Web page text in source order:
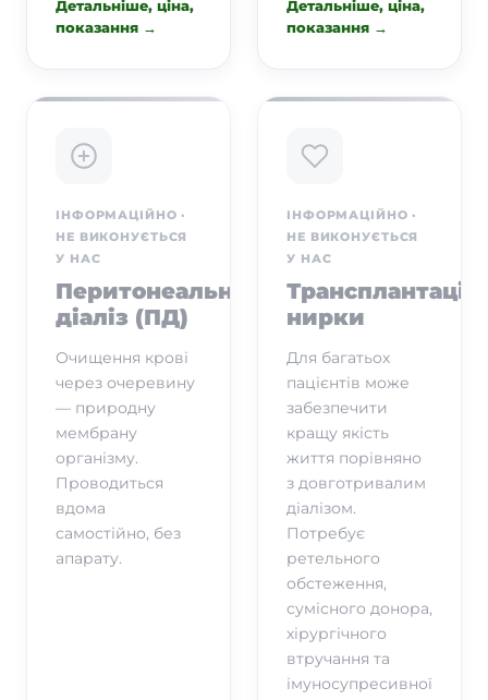
Детальніше, ціна,
показання →
Детальніше, ціна,
показання →
ІНФОРМАЦІЙНО ·
НЕ ВИКОНУЄТЬСЯ
У НАС
Перитонеальний
діаліз (ПД)
Очищення крові
через очеревину
— природну
мембрану
організму.
Проводиться
вдома
самостійно, без
апарату.
ІНФОРМАЦІЙНО ·
НЕ ВИКОНУЄТЬСЯ
У НАС
Трансплантація
нирки
Для багатьох
пацієнтів може
забезпечити
кращу якість
життя порівняно
з довготривалим
діалізом.
Потребує
ретельного
обстеження,
сумісного донора,
хірургічного
втручання та
імуносупресивної